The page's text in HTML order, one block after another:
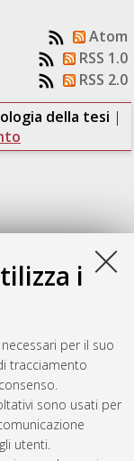
i
per il suo
tracciamento
sono usati per
utenti.
Atom
RSS 1.0
RSS 2.0
della tesi |
nelle aziende
Spa.[Laurea
Studio in
full-text non